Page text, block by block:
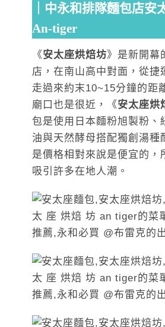
｜中永和排隊麵包店安
An-tiger
《安太座烘焙坊》是新開幕
店，在南山高中對面，從捷
走過來約末10~15分鐘的距
廟口也是很近，《安太座烘
包是使用日本麵粉旭製粉、
油與天然酵母搭配獨創湯種
是價格相對來說是便宜的，
吸引許多在地人潮。